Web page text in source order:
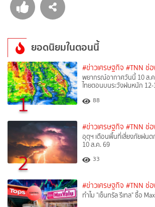
ยอดนิยมในตอนนี้
1
#ข่าวเศรษฐกิจ #TNN ช่
พยากรณ์อากาศวันนี้ 10 ส.ค
ไทยตอนบนระวังฝนหนัก
88
2
#ข่าวเศรษฐกิจ #TNN ช่
อุตุฯ เตือนพื้นที่เสี่ยงภัยฝน
10 ส.ค. 69
33
#ข่าวเศรษฐกิจ #TNN ช่
ทำไม "เซ็นทรัล รีเทล" ซื้อ